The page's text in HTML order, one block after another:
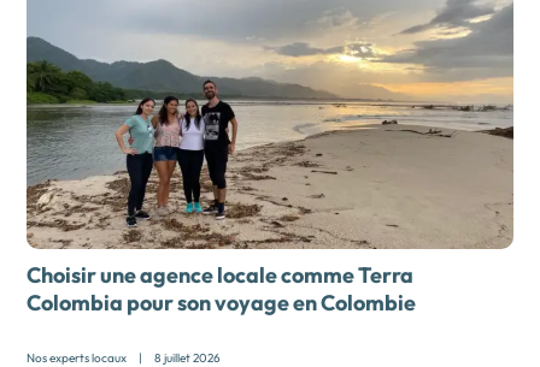
Choisir une agence locale comme Terra
Colombia pour sonvoyage en Colombie
Nos experts locaux | 8 juillet 2026